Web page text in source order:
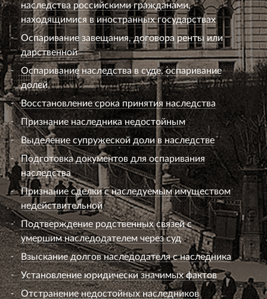
наследства российскими гражданами,
находящимися в иностранных государствах
Оспаривание завещания, договора ренты или
дарственной
Оспаривание наследства в суде, оспаривание
долей
Восстановление срока принятия наследства
Признание наследника недостойным
Выделение супружеской доли в наследстве
Подготовка документов для оспаривания
наследства
Признание сделки с наследуемым имуществом
недействительной
Подтверждение родственных связей с
умершим наследодателем через суд
Взыскание долгов наследодателя с наследника
Установление юридически значимых фактов
Отстранение недостойных наследников